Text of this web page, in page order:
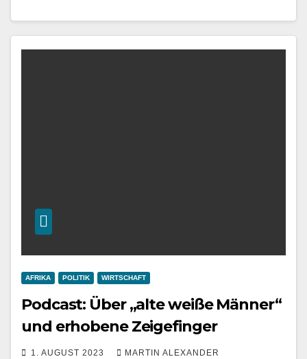
AFRIKA POLITIK WIRTSCHAFT
Podcast: Über „alte weiße Männer“
und erhobene Zeigefinger
1. AUGUST 2023 MARTIN ALEXANDER